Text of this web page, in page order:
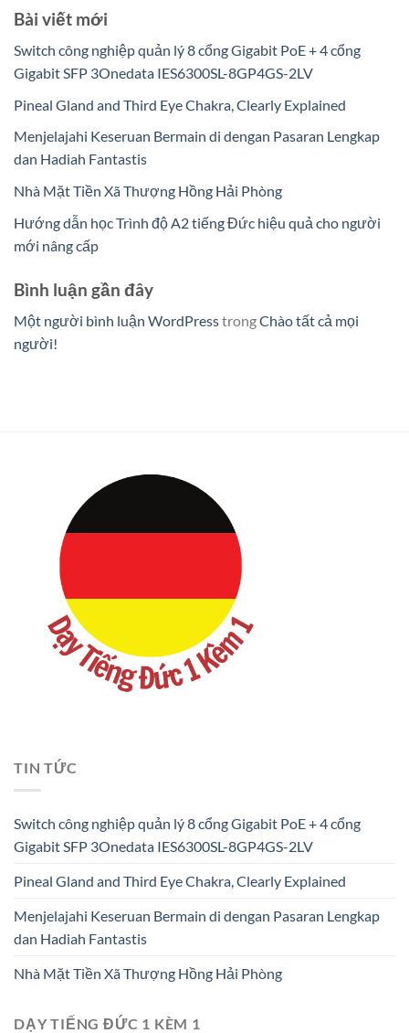
Bài viết mới
Switch công nghiệp quản lý 8 cổng Gigabit PoE + 4 cổng
Gigabit SFP 3Onedata IES6300SL-8GP4GS-2LV
Pineal Gland and Third Eye Chakra, Clearly Explained
Menjelajahi Keseruan Bermain di dengan Pasaran Lengkap
dan Hadiah Fantastis
Nhà Mặt Tiền Xã Thượng Hồng Hải Phòng
Hướng dẫn học Trình độ A2 tiếng Đức hiệu quả cho người
mới nâng cấp
Bình luận gần đây
Một người bình luận WordPresstrongChào tất cả mọi
người!
TIN TỨC
Switch công nghiệp quản lý 8 cổng Gigabit PoE + 4 cổng
Gigabit SFP 3Onedata IES6300SL-8GP4GS-2LV
Pineal Gland and Third Eye Chakra, Clearly Explained
Menjelajahi Keseruan Bermain di dengan Pasaran Lengkap
dan Hadiah Fantastis
Nhà Mặt Tiền Xã Thượng Hồng Hải Phòng
DẠY TIẾNG ĐỨC 1 KÈM 1